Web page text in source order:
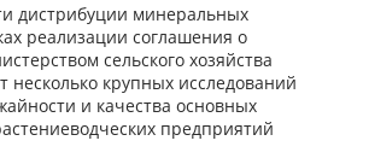
дистрибуции минеральных
реализации соглашения о
сельского хозяйства
несколько крупных исследований
и качества основных
предприятий